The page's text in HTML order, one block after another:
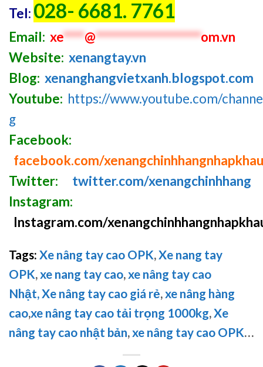
Tel: 028- 6681. 7761
Email: xe****@********************om.vn
Website: xenangtay.vn
Blog: xenanghangvietxanh.blogspot.com
Youtube: https://www.youtube.com/
g
Facebook:
facebook.com/xenangchinhhangnhapkhau
Twitter:
twitter.com/xenangchinhhang
Instagram:
Instagram.com/
Tags: Xe nâng tay cao OPK,Xe nang tay
OPK,xe nang tay cao,xe nâng tay cao
Nhật,Xe nâng tay cao giá rẻ,xe nâng hàng
cao,xe nâng tay cao tải trọng 1000kg,Xe
nâng tay cao nhật bản,xe nâng tay cao OPK…